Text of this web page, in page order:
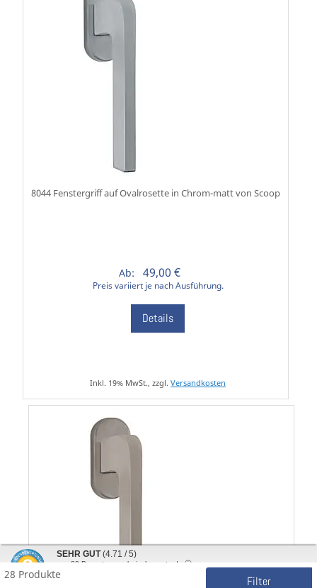
28 Produkte Filter
8044 Fenstergriff auf Ovalrosette in Chrom-matt von Scoop
Ab: 49,00 €
Preis variiert je nach Ausführung.
Details
Inkl. 19% MwSt., zzgl.Versandkosten
SEHR GUT (4.71 / 5)
30 Bewertungen bei: shopvote.de ⓘ
Informationen zur Echtheit der Bewertungen